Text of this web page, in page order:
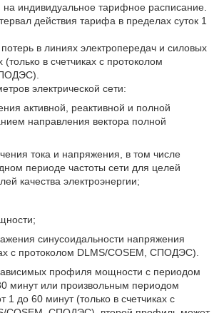
на индивидуальное тарифное расписание.
действия тарифа в пределах суток 1
потерь в линиях электропередач и силовых
в счетчиках с протоколом
электрической сети:
активной, реактивной и полной
направления вектора полной
тока и напряжения, в том числе
периоде частоты сети для целей
качества электроэнергии;
синусоидальности напряжения
с протоколом DLMS/COSEM, СПОДЭС).
профиля мощности с периодом
минут или произвольным периодом
1 до 60 минут (только в счетчиках с